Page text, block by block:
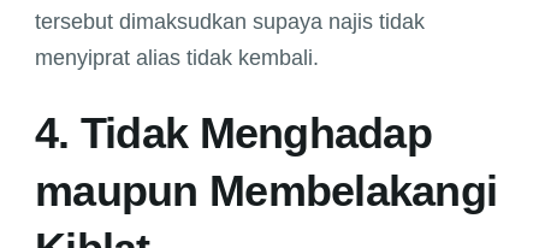
tersebut dimaksudkan supaya najis tidak
menyiprat alias tidak kembali.
4. Tidak Menghadap
maupun Membelakangi